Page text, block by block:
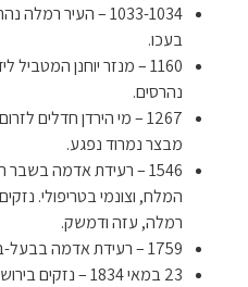
1033-1034 – העיר
בעכו.
1160 – מנזר יוחנן
נהרסים.
1267 – מי הירדן חדלים
מבצר נמרוד נפגע.
1546 – רעידת אדמה
המלח, וצונמי בטריפולי.
רמלה, עזה ודמשק.
1759 – רעידת אדמה בבעל-בק בלבנון.
23 במאי 1834 –